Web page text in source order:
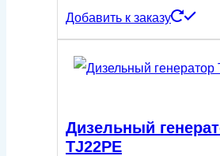
Добавить к заказу
Дизельный
TJ22PE